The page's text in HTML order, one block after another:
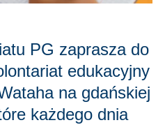
PG zaprasza do
edukacyjny
na gdańskiej
każdego dnia